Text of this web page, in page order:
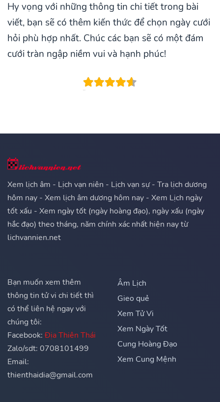
Hy vọng với những thông tin chi tiết trong bài
viết, bạn sẽ có thêm kiến thức để chọn ngày cưới
hỏi phù hợp nhất. Chúc các bạn sẽ có một đám
cưới tràn ngập niềm vui và hạnh phúc!
Xem lịch âm - Lịch vạn niên - Lịch vạn sự - Tra lịch dương
hôm nay - Xem lịch âm dương hôm nay - Xem Lịch ngày
tốt xấu - Xem ngày tốt (ngày hoàng đạo), ngày xấu (ngày
hắc đạo) theo tháng, năm chính xác nhất hiện nay từ
lichvannien.net
Bạn muốn xem thêm
thông tin tử vi chi tiết thì
có thể liên hệ ngay với
chúng tôi:
Facebook: Địa Thiên Thái
Zalo/sdt: 0708101499
Email:
thienthaidia@gmail.com
Âm Lịch
Gieo quẻ
Xem Tử Vi
Xem Ngày Tốt
Cung Hoàng Đạo
Xem Cung Mệnh